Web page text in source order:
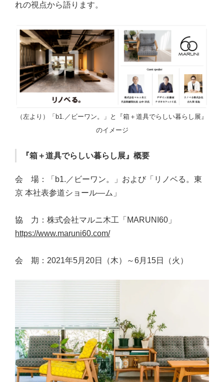
れの視点から語ります。
（左より）「b1.／ビーワン。」と『箱＋道具でらしい暮らし展』
のイメージ
『箱＋道具でらしい暮らし展』概要
会 場：「b1.／ビーワン。」および「リノベる。東
京 本社表参道ショール―ム」
協 力：株式会社マルニ木工「MARUNI60」
https://www.maruni60.com/
会 期：2021年5月20日（木）～6月15日（火）